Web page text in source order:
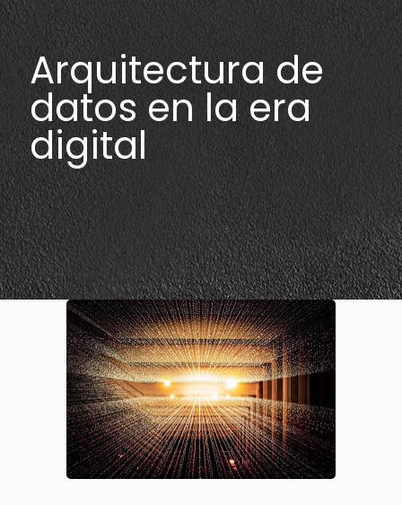
Arquitectura de
datos en la era
digital